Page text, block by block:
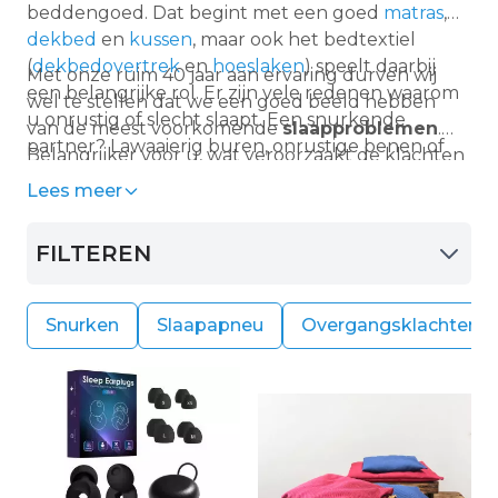
beddengoed. Dat begint met een goed matras,
dekbed en kussen, maar ook het bedtextiel
(dekbedovertreken hoeslaken) speelt daarbij
een belangrijke rol. Er zijn vele redenen waarom
u onrustig of slecht slaapt. Een snurkende
partner? Lawaaierig buren, onrustige benen of
Met onze ruim 40 jaar aan ervaring durven wij
wel te stellen dat we een goed beeld hebben
van de meest voorkomendeslaapproblemen.
Belangrijker voor u, wat veroorzaakt de klachten
en wat is de remedie. Want gelukkig is deze er in
maar daar helpen wij u graag bij.
Lees meer
FILTEREN
Snurken Slaapapneu Overgangsklachten